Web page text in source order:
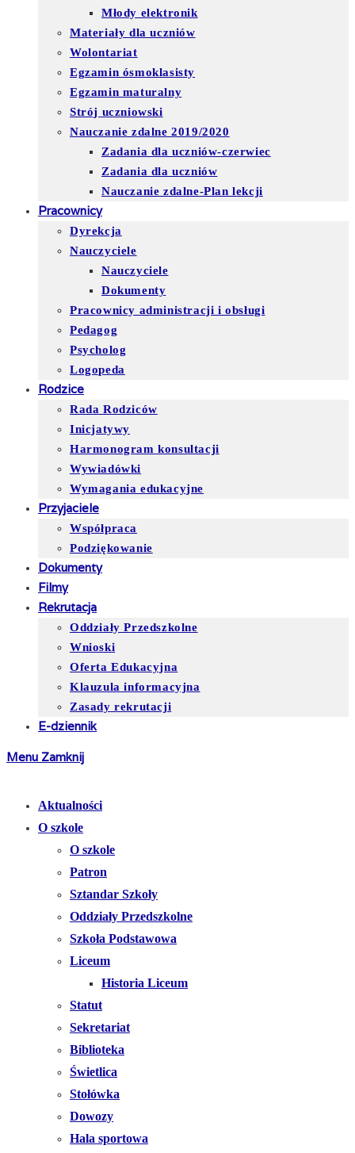
Młody elektronik
Materiały dla uczniów
Wolontariat
Egzamin ósmoklasisty
Egzamin maturalny
Strój uczniowski
Nauczanie zdalne 2019/2020
Zadania dla uczniów-czerwiec
Zadania dla uczniów
Nauczanie zdalne-Plan lekcji
Pracownicy
Dyrekcja
Nauczyciele
Nauczyciele
Dokumenty
Pracownicy administracji i obsługi
Pedagog
Psycholog
Logopeda
Rodzice
Rada Rodziców
Inicjatywy
Harmonogram konsultacji
Wywiadówki
Wymagania edukacyjne
Przyjaciele
Współpraca
Podziękowanie
Dokumenty
Filmy
Rekrutacja
Oddziały Przedszkolne
Wnioski
Oferta Edukacyjna
Klauzula informacyjna
Zasady rekrutacji
E-dziennik
Menu Zamknij
Aktualności
O szkole
O szkole
Patron
Sztandar Szkoły
Oddziały Przedszkolne
Szkoła Podstawowa
Liceum
Historia Liceum
Statut
Sekretariat
Biblioteka
Świetlica
Stołówka
Dowozy
Hala sportowa